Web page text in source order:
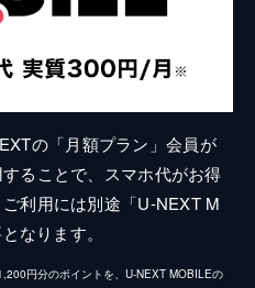
の「月額プラン」会員が
ることで、スマホ代がお得
利用には別途「U-NEXT M
なります。
円分のポイントを、U-NEXT MOBILEの